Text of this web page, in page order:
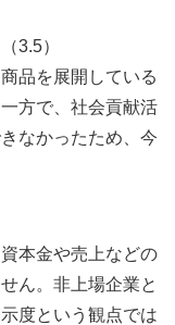
3.5）
品を展開している
方で、社会貢献活
なかったため、今
本金や売上などの
ん。非上場企業と
度という観点では